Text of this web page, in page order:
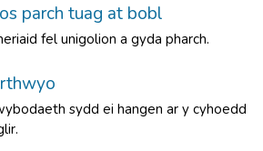
parch tuag at bobl
fel unigolion a gyda pharch.
sydd ei hangen ar y cyhoedd